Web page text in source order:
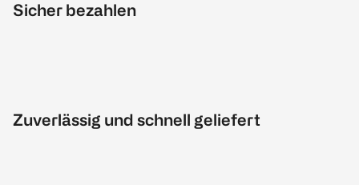
Sicher bezahlen
Zuverlässig und schnell geliefert